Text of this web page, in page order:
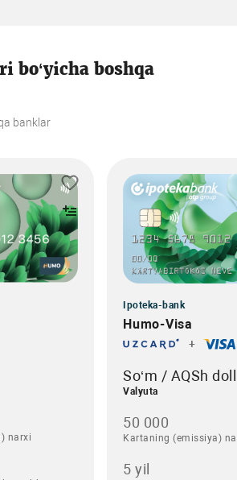
bo‘yicha boshqa
banklar
narxi
Ipoteka-bank
Humo-Visa
+
So‘m / AQSh
Valyuta
50 000
Kartaning (emissiya)
5 yil